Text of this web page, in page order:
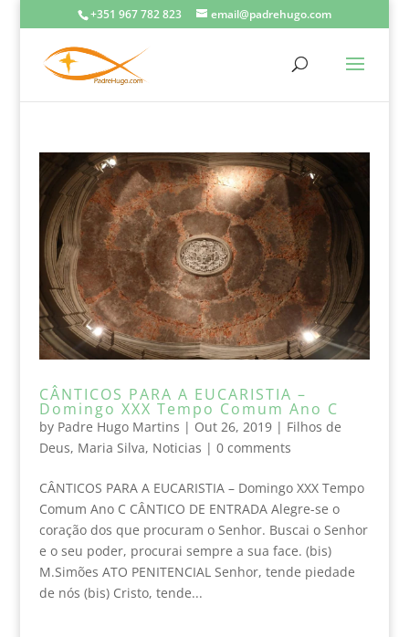
+351 967 782 823 email@padrehugo.com
CÂNTICOS PARA A EUCARISTIA –
Domingo XXX Tempo Comum Ano C
by Padre Hugo Martins | Out 26, 2019| Filhos de
Deus, Maria Silva, Noticias | 0 comments
CÂNTICOS PARA A EUCARISTIA – Domingo XXX Tempo
Comum Ano C CÂNTICO DE ENTRADA Alegre-se o
coração dos que procuram o Senhor. Buscai o Senhor
e o seu poder, procurai sempre a sua face. (bis)
M.Simões ATO PENITENCIAL Senhor, tende piedade
de nós (bis) Cristo, tende...